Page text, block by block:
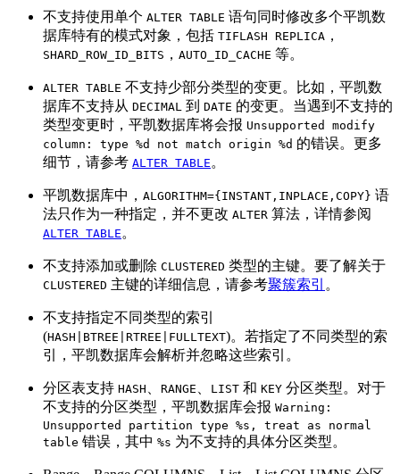
不支持使用单个 ALTER TABLE 语句同时修改多个平凯数
据库特有的模式对象，包括 TIFLASH REPLICA ，
SHARD_ROW_ID_BITS ， AUTO_ID_CACHE 等。
ALTER TABLE 不支持少部分类型的变更。比如，平凯数
据库不支持从 DECIMAL 到 DATE 的变更。当遇到不支持的
类型变更时，平凯数据库将会报 Unsupported modify
column: type %d not match origin %d 的错误。更多
细节，请参考 ALTER TABLE 。
平凯数据库中， ALGORITHM={INSTANT,INPLACE,COPY} 语
法只作为一种指定，并不更改 ALTER 算法，详情参阅
ALTER TABLE 。
不支持添加或删除 CLUSTERED 类型的主键。要了解关于
CLUSTERED 主键的详细信息，请参考聚簇索引 。
不支持指定不同类型的索引
(HASH|BTREE|RTREE|FULLTEXT)。若指定了不同类型的索
引，平凯数据库会解析并忽略这些索引。
分区表支持 HASH RANGE LIST 和 KEY 分区类型。对于
不支持的分区类型，平凯数据库会报 Warning:
Unsupported partition type %s, treat as normal
table 错误，其中 %s 为不支持的具体分区类型。